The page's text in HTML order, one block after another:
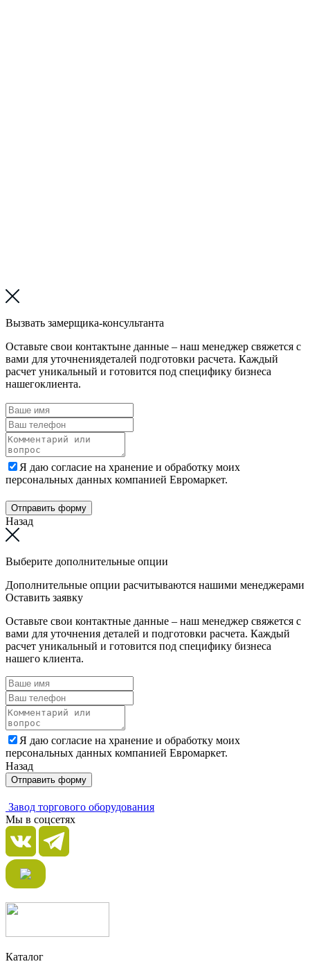
Вызвать замерщика-консультанта
Оставьте свои контактыне данные – наш менеджер свяжется с
вами для уточнениядеталей подготовки расчета. Каждый
расчет уникальный и готовится под специфику бизнеса
нашегоклиента.
Я даю согласие на хранение и обработку моих
персональных данных компанией Евромаркет.
Отправить форму
Назад
Выберите дополнительные опции
Дополнительные опции расчитываются нашими менеджерами
Оставить заявку
Оставьте свои контактные данные – наш менеджер свяжется с
вами для уточнения деталей и подготовки расчета. Каждый
расчет уникальный и готовится под специфику бизнеса
нашего клиента.
Я даю согласие на хранение и обработку моих
персональных данных компанией Евромаркет.
Назад
Отправить форму
Завод торгового оборудования
Мы в соцсетях
Каталог